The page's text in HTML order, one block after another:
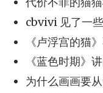
cbvivi 见了一
《卢浮宫的猫
《蓝色时期》
为什么画画要